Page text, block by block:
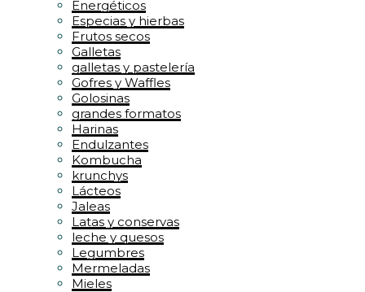
Energéticos
Especias y hierbas
Frutos secos
Galletas
galletas y pastelería
Gofres y Waffles
Golosinas
grandes formatos
Harinas
Endulzantes
Kombucha
krunchys
Lácteos
Jaleas
Latas y conservas
leche y quesos
Legumbres
Mermeladas
Mieles